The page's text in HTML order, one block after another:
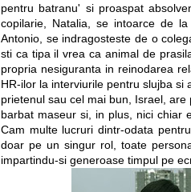
pentru batranu' si proaspat
copilarie, Natalia, se intoarce de
Antonio, se indragosteste de o
sti ca tipa il vrea ca animal de
propria nesiguranta in reinodarea
HR-ilor la interviurile pentru slujba si
prietenul sau cel mai bun, Israel,
barbat maseur si, in plus, nici chiar
Cam multe lucruri dintr-odata
doar pe un singur rol, toate
impartindu-si generoase timpul pe